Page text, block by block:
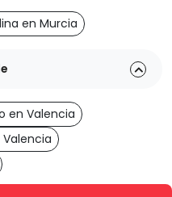
en Murcia
en Valencia
Valencia